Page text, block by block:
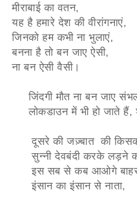
मीराबाई का वतन,
यह है हमारे देश की वीरांगनाएं,
जिनको हम कभी ना भुलाएं,
बनना है तो बन जाए ऐसी,
ना बन ऐसी वैसी।
जिंदगी मौत ना बन जाए
लोकडाउन में भी हो जाते हैं,
दूसरे की जज़्बात की
सुन्नी देवबंदी करके लड़ने को
इस सब से कब आओगे
इंसान का इंसान से नाता,